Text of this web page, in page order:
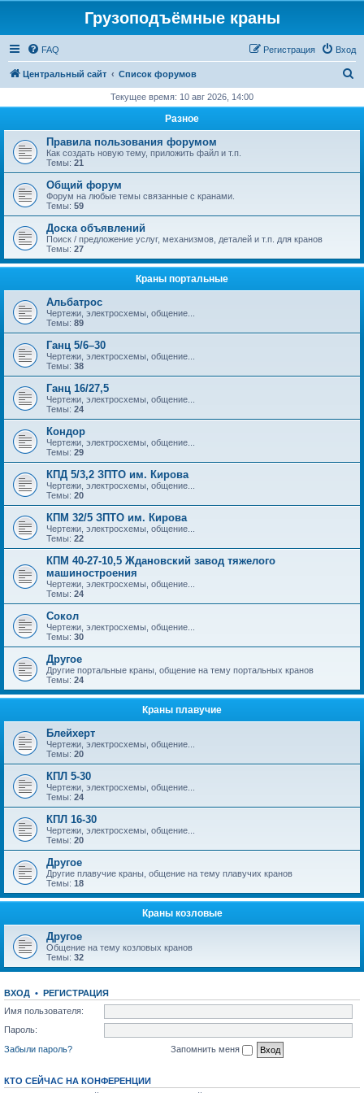
Грузоподъёмные краны
FAQ Вход
Регистрация
Центральный сайт Список форумов
с
Текущее время: 10 авг 2026, 14:00
Разное
Правила пользования форумом
Как создать новую тему, приложить файл и т.п.
Темы: 21
Общий форум
Форум на любые темы связанные с кранами.
Темы: 59
Доска объявлений
Поиск / предложение услуг, механизмов, деталей и т.п. для кранов
Темы: 27
Краны портальные
Альбатрос
Чертежи, электросхемы, общение...
Темы: 89
Ганц 5/6–30
Чертежи, электросхемы, общение...
Темы: 38
Ганц 16/27,5
Чертежи, электросхемы, общение...
Темы: 24
Кондор
Чертежи, электросхемы, общение...
Темы: 29
КПД 5/3,2 ЗПТО им. Кирова
Чертежи, электросхемы, общение...
Темы: 20
КПМ 32/5 ЗПТО им. Кирова
Чертежи, электросхемы, общение...
Темы: 22
КПМ 40-27-10,5 Ждановский завод тяжелого
машиностроения
Чертежи, электросхемы, общение...
Темы: 24
Сокол
Чертежи, электросхемы, общение...
Темы: 30
Другое
Другие портальные краны, общение на тему портальных кранов
Темы: 24
Краны плавучие
Блейхерт
Чертежи, электросхемы, общение...
Темы: 20
КПЛ 5-30
Чертежи, электросхемы, общение...
Темы: 24
КПЛ 16-30
Чертежи, электросхемы, общение...
Темы: 20
Другое
Другие плавучие краны, общение на тему плавучих кранов
Темы: 18
Краны козловые
Другое
Общение на тему козловых кранов
Темы: 32
ВХОД • РЕГИСТРАЦИЯ
Имя пользователя:
Пароль:
Забыли пароль?
Запомнить меня
КТО СЕЙЧАС НА КОНФЕРЕНЦИИ